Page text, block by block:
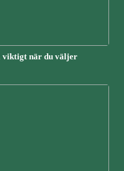
viktigt när du väljer